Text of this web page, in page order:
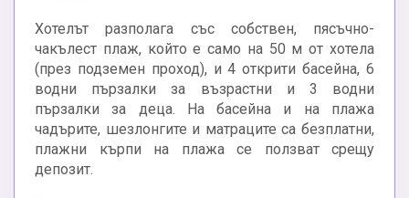
Хотелът разполага със собствен, пясъчно-
чакълест плаж, който е само на 50 м от хотела
(през подземен проход), и 4 открити басейна, 6
водни пързалки за възрастни и 3 водни
пързалки за деца. На басейна и на плажа
чадърите, шезлонгите и матраците са безплатни,
плажни кърпи на плажа се ползват срещу
депозит.